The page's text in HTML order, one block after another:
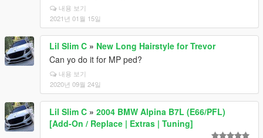
내용 보기
2021년 01월 15일
Lil Slim C » New Long Hairstyle for Trevor
Can yo do it for MP ped?
내용 보기
2020년 09월 24일
Lil Slim C » 2004 BMW Alpina B7L (E66/PFL)
[Add-On / Replace | Extras | Tuning]